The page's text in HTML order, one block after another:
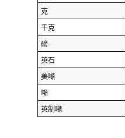
克
千克
磅
英石
美噸
噸
英制噸